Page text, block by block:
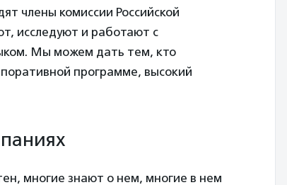
члены комиссии Российской
исследуют и работают с
Мы можем дать тем, кто
программе, высокий
многие знают о нем, многие в нем